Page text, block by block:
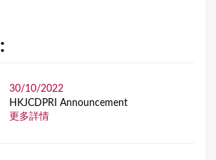
30/10/2022
HKJCDPRI Announcement
更多詳情